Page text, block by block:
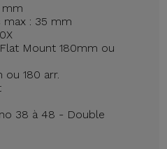
mm
max : 35 mm
Mount 180mm ou
ou 180 arr.
38 à 48 - Double